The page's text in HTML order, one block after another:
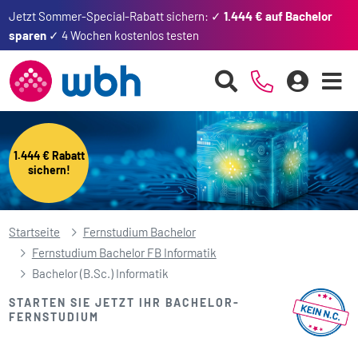
Jetzt Sommer-Special-Rabatt sichern: ✓1.444 € auf Bachelor
sparen ✓ 4 Wochen kostenlos testen
1.444 € Rabatt
sichern!
Startseite
Fernstudium Bachelor
Fernstudium Bachelor FB Informatik
Bachelor (B.Sc.) Informatik
STARTEN SIE JETZT IHR BACHELOR-
FERNSTUDIUM